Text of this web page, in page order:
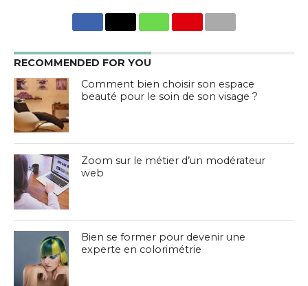
RECOMMENDED FOR YOU
Comment bien choisir son espace
beauté pour le soin de son visage ?
Zoom sur le métier d’un modérateur
web
Bien se former pour devenir une
experte en colorimétrie